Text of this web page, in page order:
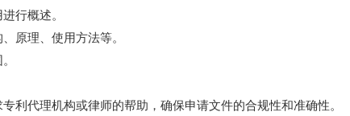
行概述。
原理、使用方法等。
利代理机构或律师的帮助，确保申请文件的合规性和准确性。